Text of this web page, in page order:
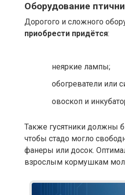
Оборудование
Дорогого и сложного
приобрести придётся:
неяркие лампы;
обогреватели или
овоскоп и
Также гусятники должны
чтобы стадо могло
фанеры или досок.
взрослым кормушкам